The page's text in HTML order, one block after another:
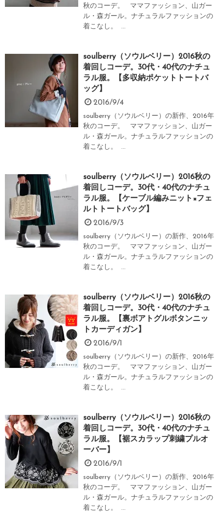
秋のコーデ。 ママファッション、山ガー
ル・森ガール。ナチュラルファッションの
着こなし。 ...
soulberry（ソウルベリー）2016秋の
着回しコーデ。30代・40代のナチュ
ラル服。【多収納ポケットトートバ
ッグ】
2016/9/4
soulberry（ソウルベリー）の新作、2016年
秋のコーデ。 ママファッション、山ガー
ル・森ガール。ナチュラルファッションの
着こなし。 ...
soulberry（ソウルベリー）2016秋の
着回しコーデ。30代・40代のナチュ
ラル服。【ケーブル編みニット×フェ
ルトトートバッグ】
2016/9/3
soulberry（ソウルベリー）の新作、2016年
秋のコーデ。 ママファッション、山ガー
ル・森ガール。ナチュラルファッションの
着こなし。 ...
soulberry（ソウルベリー）2016秋の
着回しコーデ。30代・40代のナチュ
ラル服。【裏ボアトグルボタンニッ
トカーディガン】
2016/9/1
soulberry（ソウルベリー）の新作、2016年
秋のコーデ。 ママファッション、山ガー
ル・森ガール。ナチュラルファッションの
着こなし。 ...
soulberry（ソウルベリー）2016秋の
着回しコーデ。30代・40代のナチュ
ラル服。【裾スカラップ刺繍プルオ
ーバー】
2016/9/1
soulberry（ソウルベリー）の新作、2016年
秋のコーデ。 ママファッション、山ガー
ル・森ガール。ナチュラルファッションの
着こなし。 ...